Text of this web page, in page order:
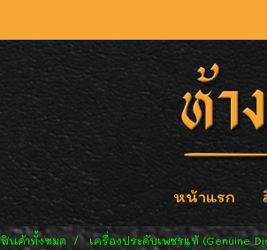
หน้าแรก
สินค้าทั้งหมด เครื่องประดับเพชรแท้ (Genuine